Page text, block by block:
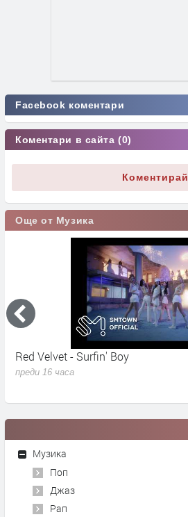
Facebook коментари
Коментари в сайта (0)
Коментирай
Още от Музика
Red Velvet - Surfin' Boy
преди 16 часа
Музика
Поп
Джаз
Рап